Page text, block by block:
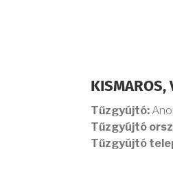
KISMAROS,
Tűzgyújtó:
Tűzgyújtó
Tűzgyújtó